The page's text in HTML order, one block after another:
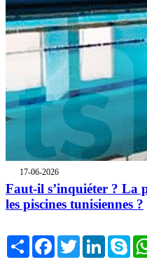
17-06-2026
Faut-il s’inquiéter ? La
les piscines tunisiennes ?
Share FacebookTwitterLinkedIn